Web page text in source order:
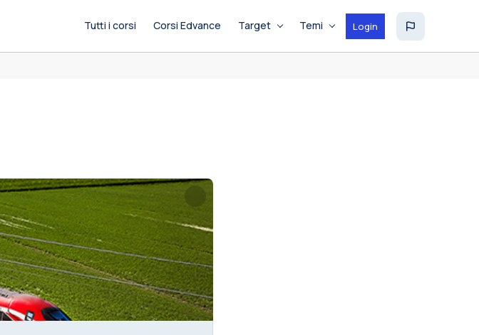
Tutti i corsi Corsi Edvance Target Temi Login